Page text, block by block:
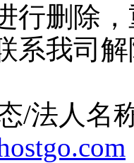
行删除
系我司
/法人名